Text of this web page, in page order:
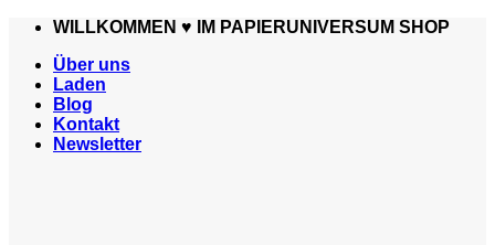
Zum
springen
WILLKOMMEN ♥️ IM PAPIERUNIVERSUM SHOP
Über uns
Laden
Blog
Kontakt
Newsletter